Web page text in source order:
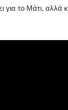
για το Μάτι, αλλά